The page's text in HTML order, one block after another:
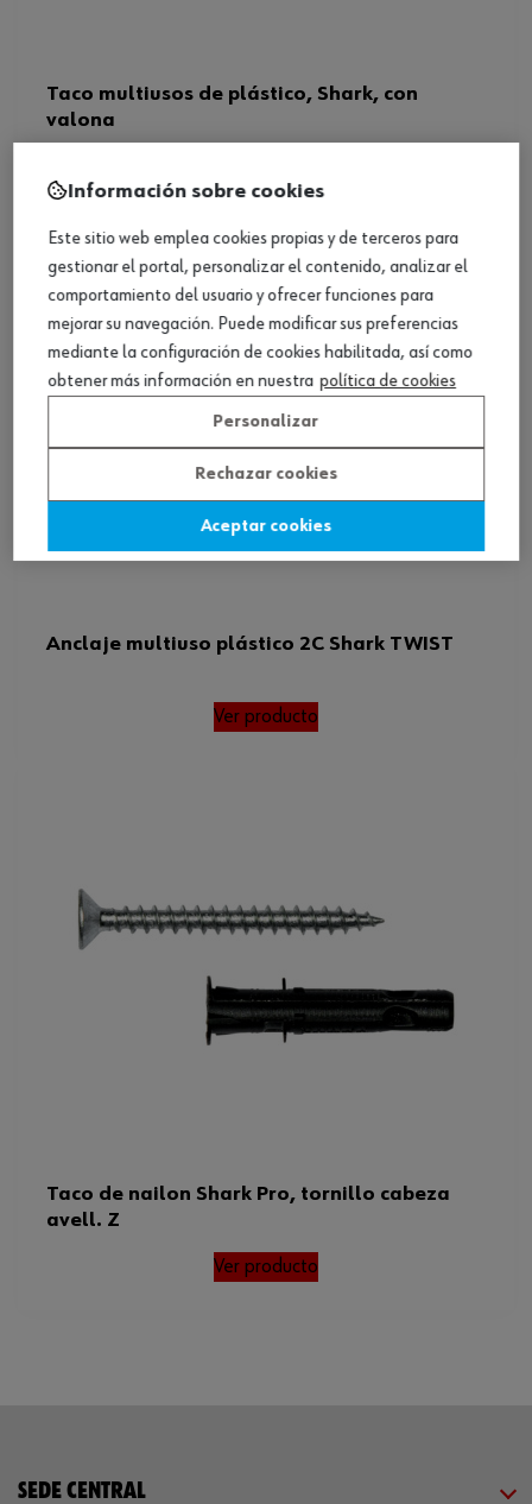
Taco multiusos de plástico, Shark, con
valona
Anclaje multiuso plástico 2C Shark TWIST
Ver producto
Taco de nailon Shark Pro, tornillo cabeza
avell. Z
Ver producto
SEDE CENTRAL
Información sobre cookies
Este sitio web emplea cookies propias y de terceros para
gestionar el portal, personalizar el contenido, analizar el
comportamiento del usuario y ofrecer funciones para
mejorar su navegación. Puede modificar sus preferencias
mediante la configuración de cookies habilitada, así como
obtener más información en nuestra política de cookies
Personalizar
Rechazar cookies
Aceptar cookies